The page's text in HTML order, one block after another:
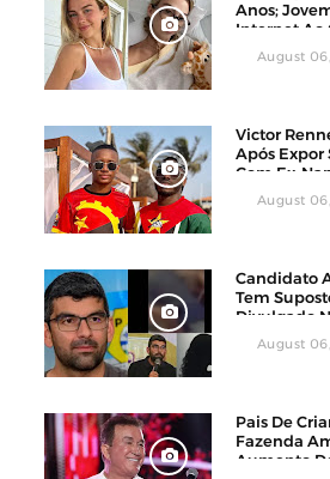
Anos;
Internet Ao
Luta Contra
August
Victor
Após Expor
Com Ex-
August
Candidato
Tem
Divulgado
August
Pais De
Fazenda
Aumento